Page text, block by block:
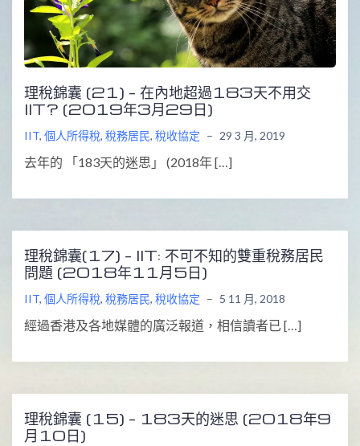
理稅錦囊 (21) – 在內地超過183天不用交
IIT? (2019年3月29日)
IIT, 個人所得稅, 稅務居民, 稅收協定 – 29 3 月, 2019
去年的 「183天的迷思」 (2018年 […]
理稅錦囊(17) – IIT: 不可不知的雙重稅務居民
問題 (2018年11月5日)
IIT, 個人所得稅, 稅務居民, 稅收協定 – 5 11 月, 2018
經過香港及各地媒體的廣泛報道，相信讀者已 […]
理稅錦囊 (15) – 183天的迷思 (2018年9
月10日)